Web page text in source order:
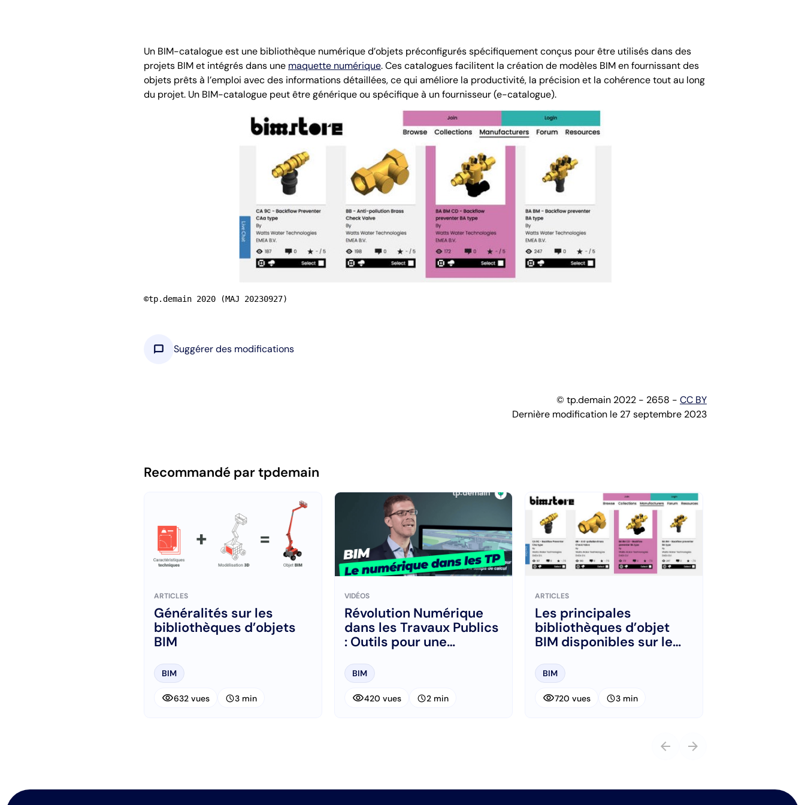
Un BIM-catalogue est une bibliothèque numérique d’objets préconfigurés spécifiquement conçus pour être utilisés dans des
projets BIM et intégrés dans une maquette numérique. Ces catalogues facilitent la création de modèles BIM en fournissant des
objets prêts à l’emploi avec des informations détaillées, ce qui améliore la productivité, la précision et la cohérence tout au long
du projet. Un BIM-catalogue peut être générique ou spécifique à un fournisseur (e-catalogue).
©tp.demain 2020 (MAJ 20230927)
chat_bubble Suggérer des modifications
© tp.demain 2022 - 2658 - CC BY
Dernière modification le 27 septembre 2023
Recommandé par tpdemain
ARTICLES
Généralités sur les
bibliothèques d’objets
BIM
BIM
visibility632 vues schedule3 min
VIDÉOS
Révolution Numérique
dans les Travaux Publics
: Outils pour une
BIM
visibility420 vues schedule2 min
ARTICLES
Les principales
bibliothèques d’objet
BIM disponibles sur le
BIM
visibility720 vues schedule3 min
arrow_back arrow_forward